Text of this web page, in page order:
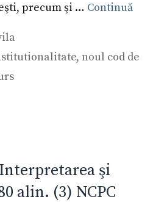
precum şi … Continuă
, noul cod de
şi
alin. (3) NCPC